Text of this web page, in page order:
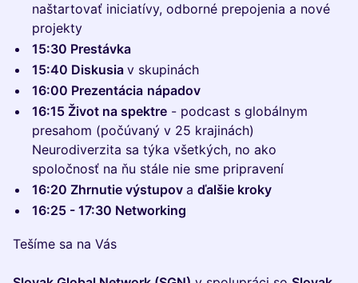
naštartovať iniciatívy, odborné prepojenia a nové
projekty
15:30 Prestávka
15:40 Diskusia v skupinách
16:00 Prezentácia nápadov
16:15 Život na spektre - podcast s globálnym
presahom (počúvaný v 25 krajinách)
Neurodiverzita sa týka všetkých, no ako
spoločnosť na ňu stále nie sme pripravení
16:20 Zhrnutie výstupov a ďalšie kroky
16:25 - 17:30 Networking
Tešíme sa na Vás